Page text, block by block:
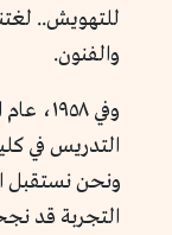
للتهويش..
والفنون.
وفي
التدريس في
ونحن نستقبل
التجربة قد